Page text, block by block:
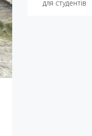
для студентів